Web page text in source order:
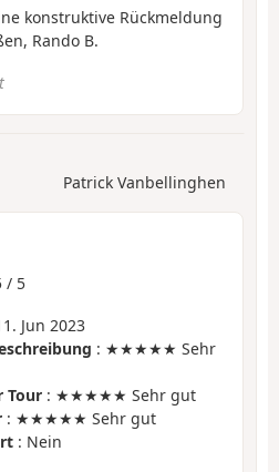
konstruktive Rückmeldung
Rando B.
Patrick Vanbellinghen
/ 5
Jun 2023
: ★★★★★ Sehr
Tour : ★★★★★ Sehr gut
: ★★★★★ Sehr gut
: Nein